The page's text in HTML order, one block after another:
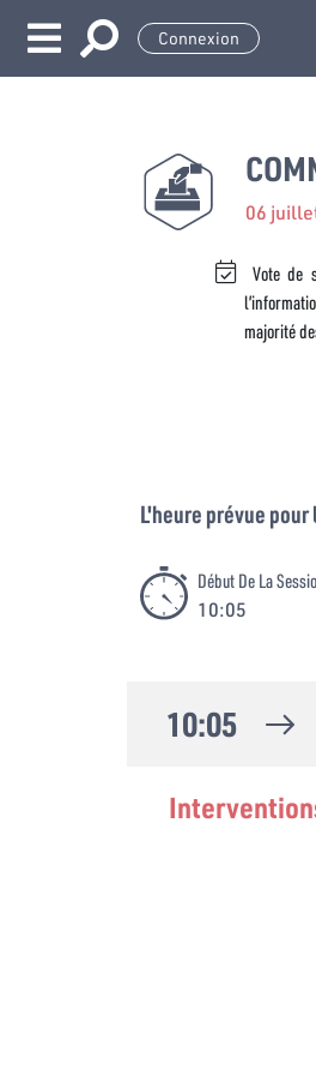
Connexion
06
Vote de
majorité
L'heure prévue
Début De La
10:05
10:05